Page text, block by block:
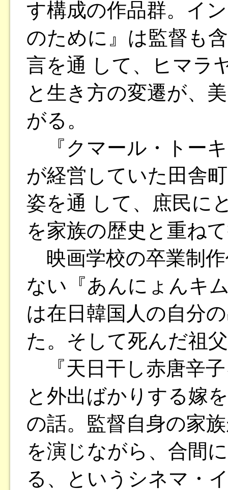
す構成の作品群。イ
のために』は監督も
言を通 して、ヒマラ
と生き方の変遷が、
がる。
『クマール・トー
が経営していた田舎
姿を通 して、庶民に
を家族の歴史と重ね
映画学校の卒業制
ない『あんにょんキ
は在日韓国人の自分
た。そして死んだ祖
『天日干し赤唐辛
と外出ばかりする嫁
の話。監督自身の家
を演じながら、合間
る、というシネマ・